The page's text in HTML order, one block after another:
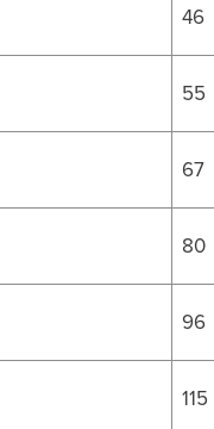
46
55
67
80
96
115